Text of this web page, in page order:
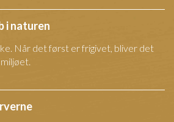
i naturen
Når det først er frigivet, bliver det